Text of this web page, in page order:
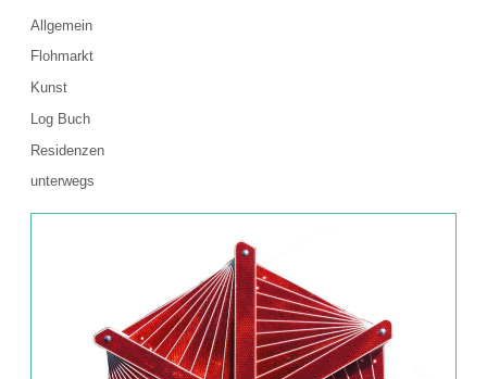
Allgemein
Flohmarkt
Kunst
Log Buch
Residenzen
unterwegs